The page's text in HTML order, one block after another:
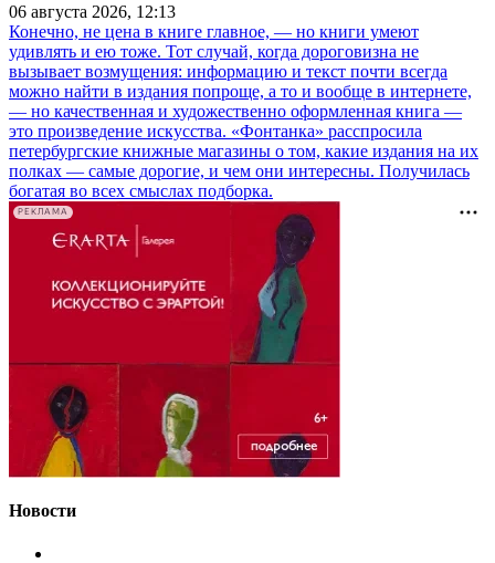
06 августа 2026, 12:13
Конечно, не цена в книге главное, — но книги умеют
удивлять и ею тоже. Тот случай, когда дороговизна не
вызывает возмущения: информацию и текст почти всегда
можно найти в издания попроще, а то и вообще в интернете,
— но качественная и художественно оформленная книга —
это произведение искусства. «Фонтанка» расспросила
петербургские книжные магазины о том, какие издания на их
полках — самые дорогие, и чем они интересны. Получилась
богатая во всех смыслах подборка.
РЕКЛАМА
Новости